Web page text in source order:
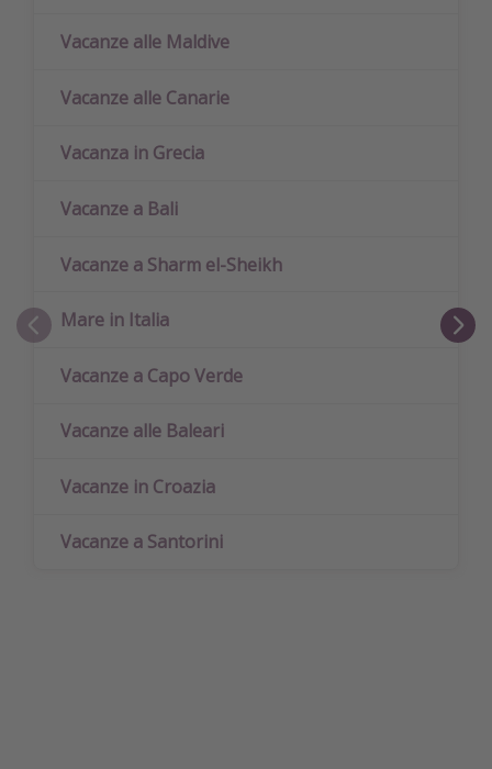
Vacanze alle Maldive
Vacanze alle Canarie
Vacanza in Grecia
Vacanze a Bali
Vacanze a Sharm el-Sheikh
Mare in Italia
Vacanze a Capo Verde
Vacanze alle Baleari
Vacanze in Croazia
Vacanze a Santorini